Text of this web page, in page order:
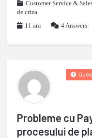
Customer Service &
de criza
11 ani
4Answers
Probleme cu
procesului de